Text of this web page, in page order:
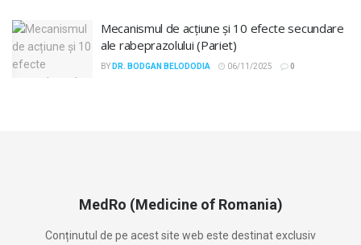
Mecanismul de acțiune și 10 efecte secundare
ale rabeprazolului (Pariet)
BY DR. BODGAN BELODODIA 06/11/2025 0
MedRo (Medicine of Romania)
Conținutul de pe acest site web este destinat exclusiv